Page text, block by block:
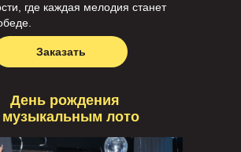
где каждая мелодия станет
День рождения
музыкальным лото
Заказать